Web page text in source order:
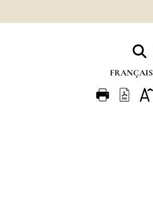
FRANÇAIS
FRANÇAIS